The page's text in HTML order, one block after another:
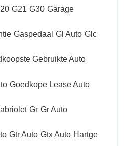
G21 G30 Garage
Gaspedaal Gl Auto Glc
Gebruikte Auto
Goedkope Lease Auto
Gr Gr Auto
Gtr Auto Gtx Auto Hartge